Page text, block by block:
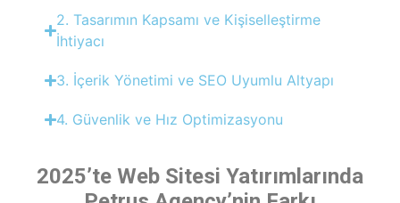
2. Tasarımın Kapsamı ve Kişiselleştirme
İhtiyacı
3. İçerik Yönetimi ve SEO Uyumlu Altyapı
4. Güvenlik ve Hız Optimizasyonu
2025’te Web Sitesi Yatırımlarında